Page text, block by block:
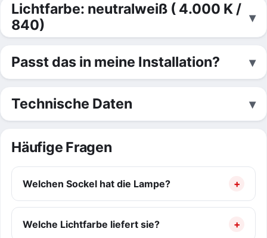
Lichtfarbe: neutralweiß ( 4.000 K /
840)
Passt das in meine Installation?
Technische Daten
Häufige Fragen
Welchen Sockel hat die Lampe?
Welche Lichtfarbe liefert sie?